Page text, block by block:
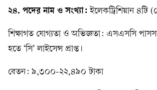
২৪. পদের নাম ও সংখ্যা:ইলেকট্রিশিয়ান ৪টি
শিক্ষাগত যোগ্যতা ও অভিজ্ঞতা: এসএসসি পাসসহ
হতে ‘সি’ লাইসেন্স প্রাপ্ত।
বেতন: ৯,৩০০-২২,৪৯০ টাকা